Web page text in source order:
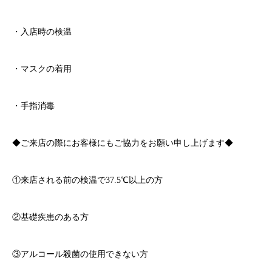
・入店時の検温
・マスクの着用
・手指消毒
◆ご来店の際にお客様にもご協力をお願い申し上げます◆
①来店される前の検温で37.5℃以上の方
②基礎疾患のある方
③アルコール殺菌の使用できない方